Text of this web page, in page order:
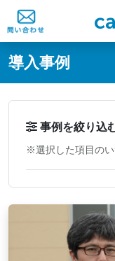
@ -0,0 +1,60 @@
導入事例
事例を絞り込
※選択した項目のい